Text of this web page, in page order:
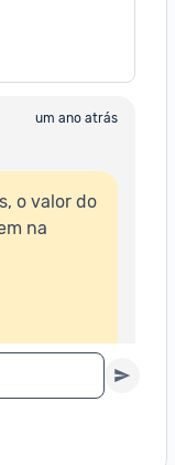
a forma
comprados e
mais aqui.
um ano atrás
o valor do
na